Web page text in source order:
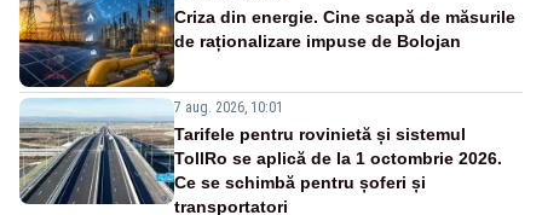
Criza din energie. Cine scapă de măsurile
de raționalizare impuse de Bolojan
7 aug. 2026, 10:01
Tarifele pentru rovinietă și sistemul
TollRo se aplică de la 1 octombrie 2026.
Ce se schimbă pentru șoferi și
transportatori